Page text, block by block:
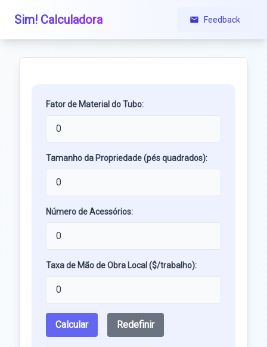
Sim! Calculadora Feedback
Fator de Material do Tubo:
Tamanho da Propriedade (pés quadrados):
Número de Acessórios:
Taxa de Mão de Obra Local ($/trabalho):
Calcular Redefinir